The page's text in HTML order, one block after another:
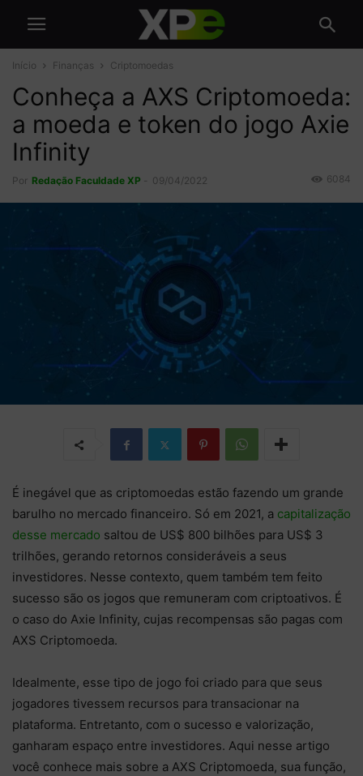
Início Finanças Criptomoedas
Conheça a AXS Criptomoeda:
a moeda e token do jogo Axie
Infinity
Por Redação Faculdade XP 09/04/2022 6084
É inegável que as criptomoedas estão fazendo um grande
barulho no mercado financeiro. Só em 2021, a capitalização
desse mercado saltou de US$ 800 bilhões para US$ 3
trilhões, gerando retornos consideráveis a seus
investidores. Nesse contexto, quem também tem feito
sucesso são os jogos que remuneram com criptoativos. É
o caso do Axie Infinity, cujas recompensas são pagas com
AXS Criptomoeda.
Idealmente, esse tipo de jogo foi criado para que seus
jogadores tivessem recursos para transacionar na
plataforma. Entretanto, com o sucesso e valorização,
ganharam espaço entre investidores. Aqui nesse artigo
você conhece mais sobre a AXS Criptomoeda, sua função,